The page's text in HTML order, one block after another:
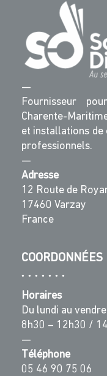
—
Fournisseur
Charente-
et installations
professionnels.
—
Adresse
12 Route de
17460 Varzay
France
COORDONNÉES
Horaires
Du lundi au
8h30 – 12h30 /
—
Téléphone
05 46 90 75 06